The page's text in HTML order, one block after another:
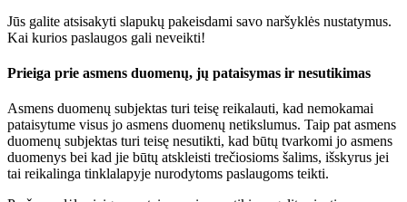
Jūs galite atsisakyti slapukų pakeisdami savo naršyklės nustatymus.
Kai kurios paslaugos gali neveikti!
Prieiga prie asmens duomenų, jų pataisymas ir nesutikimas
Asmens duomenų subjektas turi teisę reikalauti, kad nemokamai
pataisytume visus jo asmens duomenų netikslumus. Taip pat asmens
duomenų subjektas turi teisę nesutikti, kad būtų tvarkomi jo asmens
duomenys bei kad jie būtų atskleisti trečiosioms šalims, išskyrus jei
tai reikalinga tinklalapyje nurodytoms paslaugoms teikti.